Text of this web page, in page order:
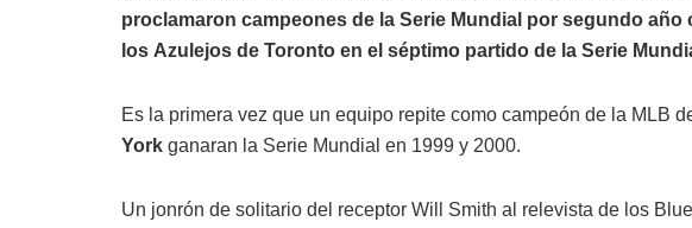
proclamaron campeones de la Serie Mundial por segundo año
los Azulejos de Toronto en el séptimo partido de la Serie
Es la primera vez que un equipo repite como campeón de la MLB
York ganaran la Serie Mundial en 1999 y 2000.
Un jonrón de solitario del receptor Will Smith al relevista de los